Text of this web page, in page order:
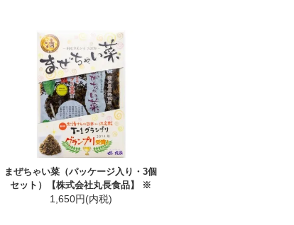
まぜちゃい菜（パッケージ入り・3個
セット）【株式会社丸長食品】 ※
1,650円(内税)